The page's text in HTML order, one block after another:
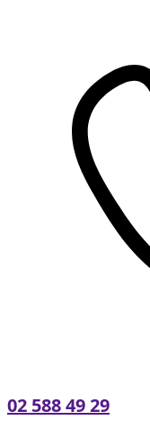
02 588 49 29